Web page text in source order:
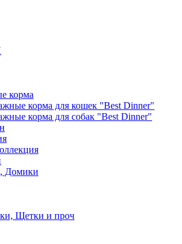
корма
корма для кошек "Best Dinner"
корма для собак "Best Dinner"
Домики
Щетки и проч